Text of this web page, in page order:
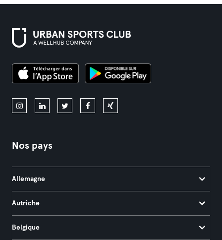
Nos pays
Allemagne
Autriche
Belgique